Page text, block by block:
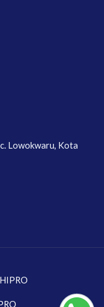
Lowokwaru, Kota